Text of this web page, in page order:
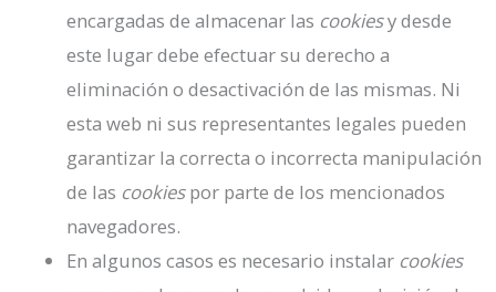
encargadas de almacenar las cookiesy desde
este lugar debe efectuar su derecho a
eliminación o desactivación de las mismas. Ni
esta web ni sus representantes legales pueden
garantizar la correcta o incorrecta manipulación
de las cookiespor parte de los mencionados
navegadores.
En algunos casos es necesario instalar cookies